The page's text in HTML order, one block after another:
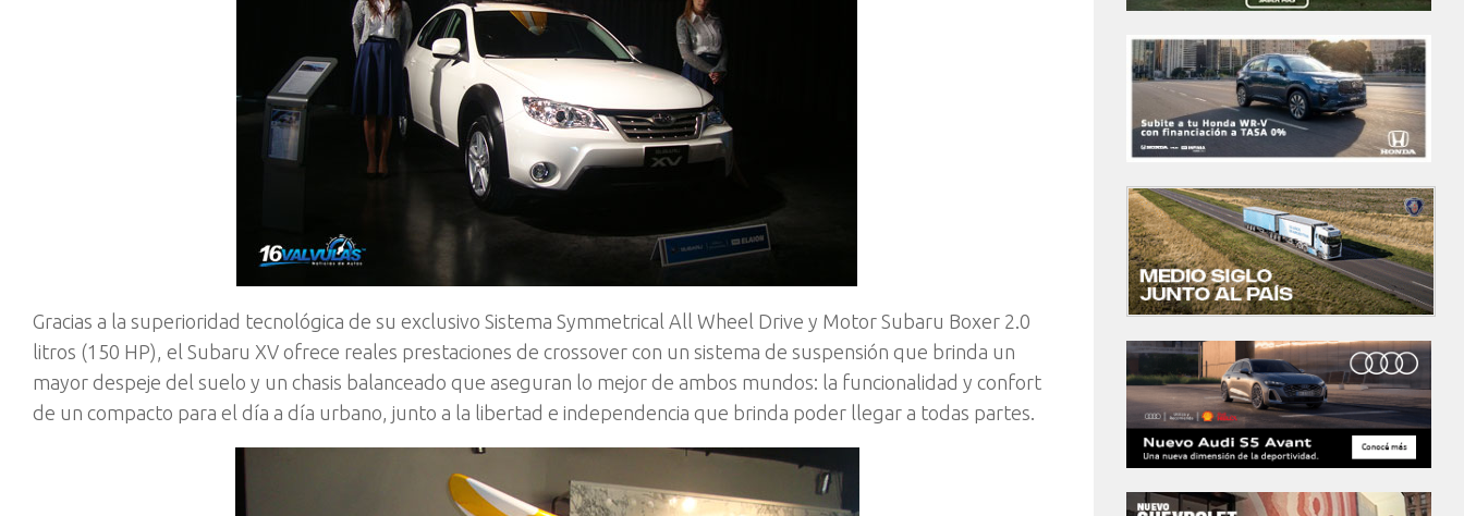
Gracias a la superioridad tecnológica de su exclusivo Sistema Symmetrical All Wheel Drive y Motor Subaru Boxer 2.0
litros (150 HP), el Subaru XV ofrece reales prestaciones de crossover con un sistema de suspensión que brinda un
mayor despeje del suelo y un chasis balanceado que aseguran lo mejor de ambos mundos: la funcionalidad y confort
de un compacto para el día a día urbano, junto a la libertad e independencia que brinda poder llegar a todas partes.